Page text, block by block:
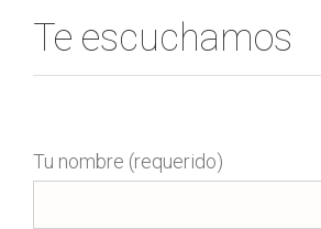
Te escuchamos
Tu nombre (requerido)